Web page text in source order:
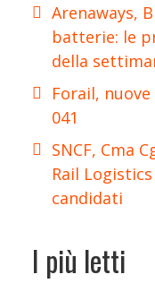
Arenaways,
batterie: le
della
Forail,
041
SNCF, Cma
Rail
candidati
I più letti